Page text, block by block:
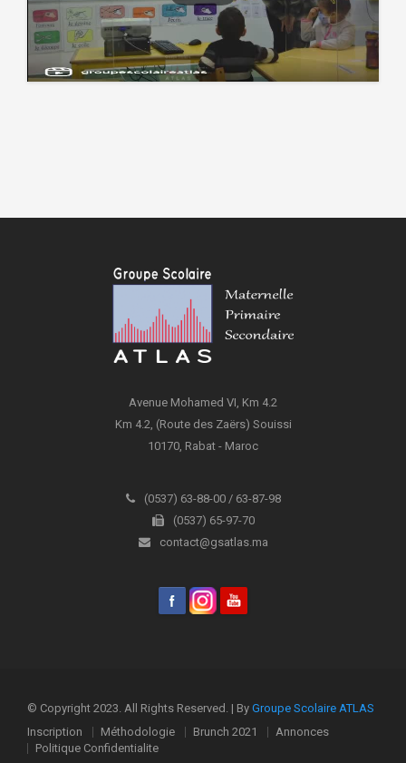
Avenue Mohamed VI, Km 4.2
Km 4.2, (Route des Zaërs) Souissi
10170, Rabat - Maroc
(0537) 63-88-00 / 63-87-98
(0537) 65-97-70
contact@gsatlas.ma
© Copyright 2023. All Rights Reserved. | By Groupe Scolaire ATLAS
Inscription
Méthodologie Brunch 2021
Annonces
Politique Confidentialite